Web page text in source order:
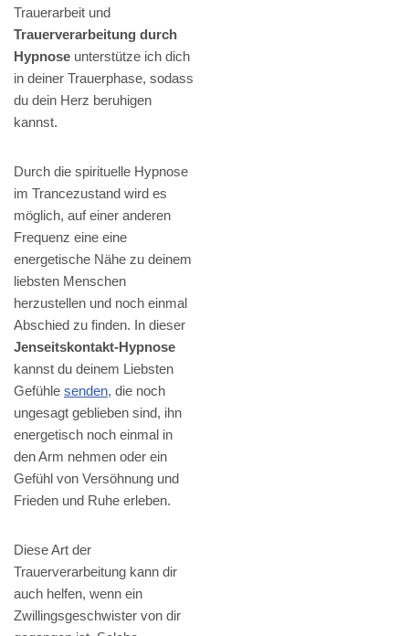
Trauerarbeit und
Trauerverarbeitung durch
Hypnose unterstütze ich dich
in deiner Trauerphase, sodass
du dein Herz beruhigen
kannst.
Durch die spirituelle Hypnose
im Trancezustand wird es
möglich, auf einer anderen
Frequenz eine eine
energetische Nähe zu deinem
liebsten Menschen
herzustellen und noch einmal
Abschied zu finden. In dieser
Jenseitskontakt-Hypnose
kannst du deinem Liebsten
Gefühle senden, die noch
ungesagt geblieben sind, ihn
energetisch noch einmal in
den Arm nehmen oder ein
Gefühl von Versöhnung und
Frieden und Ruhe erleben.
Diese Art der
Trauerverarbeitung kann dir
auch helfen, wenn ein
Zwillingsgeschwister von dir